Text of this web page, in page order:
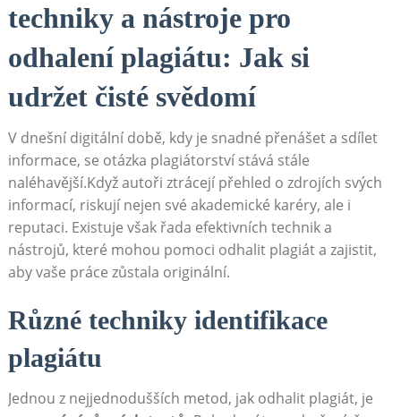
techniky a nástroje pro
odhalení plagiátu: Jak si
udržet čisté svědomí
V dnešní digitální době, kdy je snadné přenášet a sdílet
informace, se otázka plagiátorství stává stále
naléhavější.Když autoři ztrácejí přehled o zdrojích svých
informací, riskují nejen své akademické karéry, ale i
reputaci. Existuje však řada efektivních technik a
nástrojů, které mohou pomoci odhalit plagiát a zajistit,
aby vaše práce zůstala originální.
Různé techniky identifikace
plagiátu
Jednou z nejjednodušších metod, jak odhalit plagiát, je